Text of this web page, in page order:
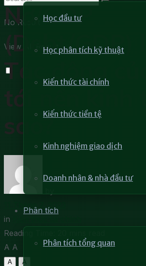
Học đầu tư
Học phân tích kỹ thuật
Kiến thức tài chính
Kiến thức tiền tệ
Kinh nghiệm giao dịch
Doanh nhân & nhà đầu tư
Phân tích
Phân tích tổng quan
No Result
View All Result
Nợ/GDP
(Debt/GDP)
Tác động
tới nền kinh
sao?
11 Tháng 7, 2023
in
Reading Time: 20 mins read
A A
A
A